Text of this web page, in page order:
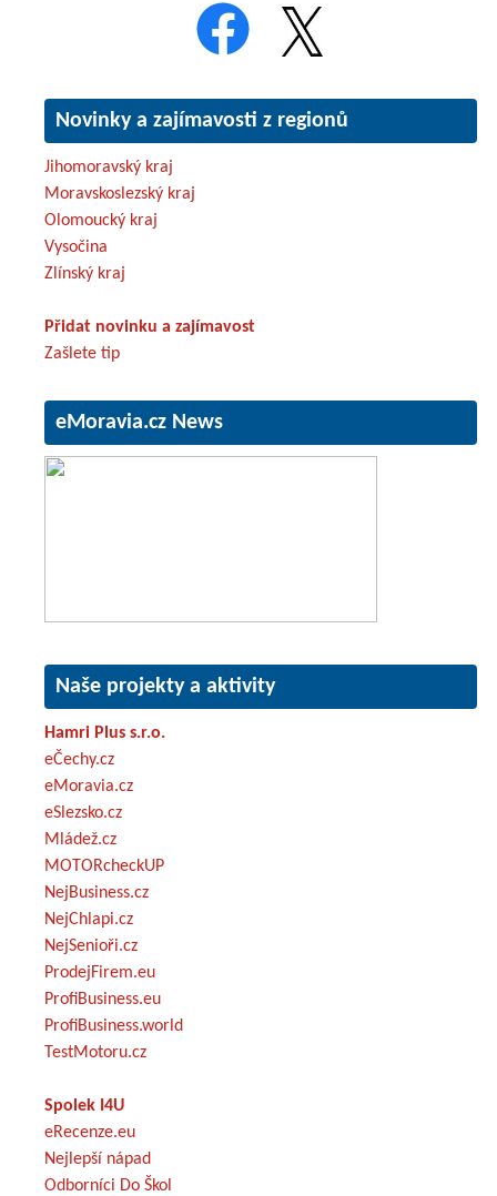
Novinky a zajímavosti z regionů
Jihomoravský kraj
Moravskoslezský kraj
Olomoucký kraj
Vysočina
Zlínský kraj
Přidat novinku a zajímavost
Zašlete tip
eMoravia.cz News
Naše projekty a aktivity
Hamri Plus s.r.o.
eČechy.cz
eMoravia.cz
eSlezsko.cz
Mládež.cz
MOTORcheckUP
NejBusiness.cz
NejChlapi.cz
NejSenioři.cz
ProdejFirem.eu
ProfiBusiness.eu
ProfiBusiness.world
TestMotoru.cz
Spolek I4U
eRecenze.eu
Nejlepší nápad
Odborníci Do Škol